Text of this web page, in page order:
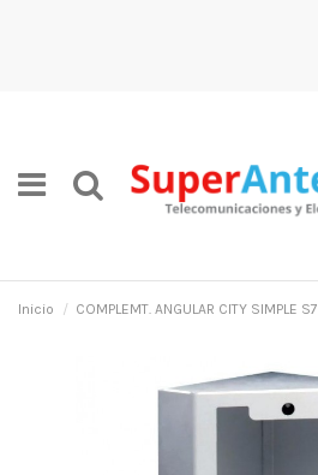
Inicio COMPLEMT. ANGULAR CITY SIMPLE S7